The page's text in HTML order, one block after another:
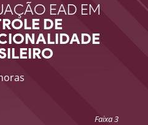
EAD EM
DE
Faixa 3